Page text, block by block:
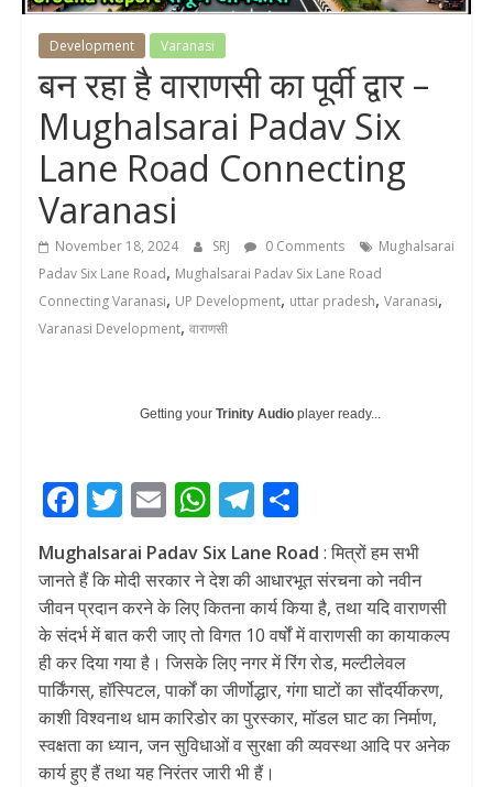
Development Varanasi
बन रहा है वाराणसी का पूर्वी द्वार –
Mughalsarai Padav Six
Lane Road Connecting
Varanasi
November 18, 2024 SRJ 0 Comments
Mughalsarai
Padav Six Lane Road, Mughalsarai Padav Six Lane Road
Connecting Varanasi, UP Development, uttar pradesh, Varanasi,
Varanasi Development, वाराणसी
Getting your Trinity Audioplayer ready...
F
ac
e
b
o
o
k
T
w
itt
er
E
m
ai
l
W
h
at
s
A
p
p
T
el
e
gr
a
m
S
h
ar
e
Mughalsarai Padav Six Lane Road : मित्रों हम सभी
जानते हैं कि मोदी सरकार ने देश की आधारभूत संरचना को नवीन
जीवन प्रदान करने के लिए कितना कार्य किया है, तथा यदि वाराणसी
के संदर्भ में बात करी जाए तो विगत 10 वर्षों में वाराणसी का कायाकल्प
ही कर दिया गया है। जिसके लिए नगर में रिंग रोड, मल्टीलेवल
पार्किंगस्, हाॅस्पिटल, पार्कों का जीर्णोद्धार, गंगा घाटों का सौंदर्यीकरण,
काशी विश्वनाथ धाम कारिडोर का पुरस्कार, माॅडल घाट का निर्माण,
स्वक्षता का ध्यान, जन सुविधाओं व सुरक्षा की व्यवस्था आदि पर अनेक
कार्य हुए हैं तथा यह निरंतर जारी भी हैं।